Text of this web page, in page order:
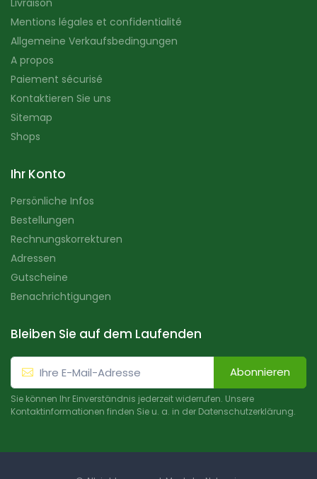
Livraison
Mentions légales et confidentialité
Allgemeine Verkaufsbedingungen
A propos
Paiement sécurisé
Kontaktieren Sie uns
Sitemap
Shops
Ihr Konto
Persönliche Infos
Bestellungen
Rechnungskorrekturen
Adressen
Gutscheine
Benachrichtigungen
Bleiben Sie auf dem Laufenden
Abonnieren
Sie können Ihr Einverständnis jederzeit widerrufen. Unsere
Kontaktinformationen finden Sie u. a. in der Datenschutzerklärung.